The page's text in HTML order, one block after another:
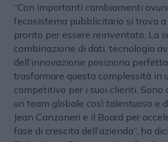
“Con importanti cambiamenti
l’ecosistema pubblicitario si trova
pronto per essere reinventato. La
combinazione di dati, tecnologia
dell’innovazione posiziona
trasformare questa complessità in
competitivo per i suoi clienti. Sono
un team globale così talentuoso e
Jean Canzoneri e il Board per
fase di crescita dell’azienda”, ha